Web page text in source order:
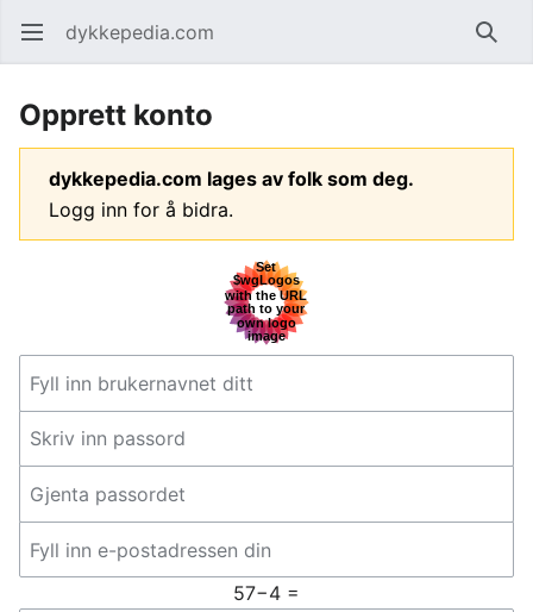
Åpne hovedmenyen dykkepedia.com Søk
Opprett konto
dykkepedia.com lages av folk som deg.
Logg inn for å bidra.
57−4 =